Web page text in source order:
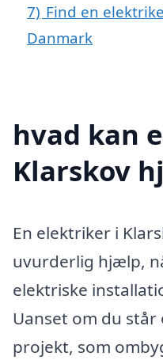
7) Find en
Danmark
hvad kan
Klarskov
En elektriker i
uvurderlig hjælp,
elektriske
Uanset om du
projekt, som